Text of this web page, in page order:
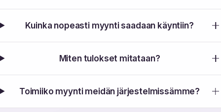
Kuinka nopeasti myynti saadaan käyntiin?
Miten tulokset mitataan?
Toimiiko myynti meidän järjestelmissämme?